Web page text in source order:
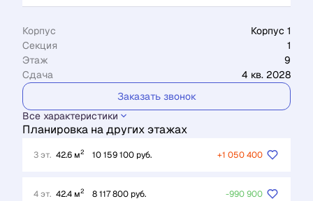
Корпус
Корпус 1
Секция
1
Этаж
9
Сдача
4 кв. 2028
Заказать звонок
Все характеристики
Планировка на других этажах
3 эт. 42.6 м2 10 159 100 руб. +1 050 400
4 эт. 42.4 м2 8 117 800 руб. -990 900